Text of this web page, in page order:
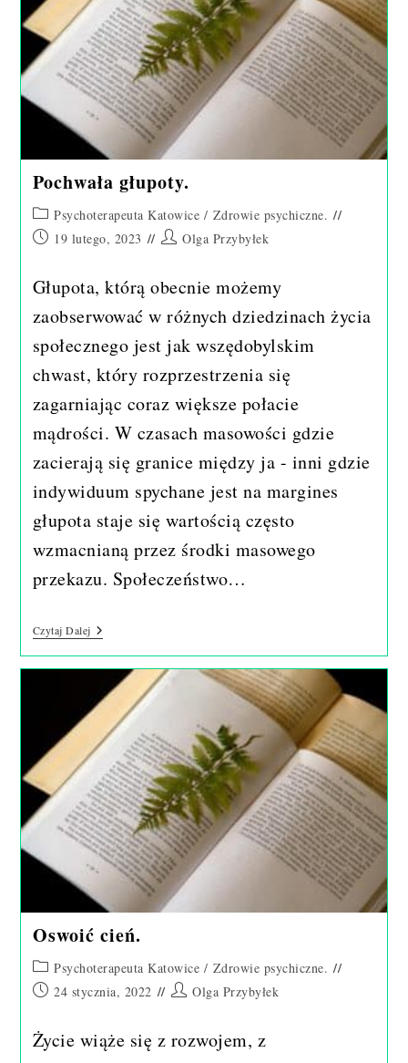
Pochwała głupoty.
Post
category:
Psychoterapeuta Katowice / Zdrowie psychiczne.
Post 19 lutego, 2023
PostOlga Przybyłek
Głupota, którą obecnie możemy
zaobserwować w różnych dziedzinach życia
społecznego jest jak wszędobylskim
chwast, który rozprzestrzenia się
zagarniając coraz większe połacie
mądrości. W czasach masowości gdzie
zacierają się granice między ja - inni gdzie
indywiduum spychane jest na margines
głupota staje się wartością często
wzmacnianą przez środki masowego
przekazu. Społeczeństwo…
Czytaj DalejPochwała
Głupoty.
Oswoić cień.
Post
category:
Psychoterapeuta Katowice / Zdrowie psychiczne.
Post24 stycznia, 2022
PostOlga Przybyłek
Życie wiąże się z rozwojem, z